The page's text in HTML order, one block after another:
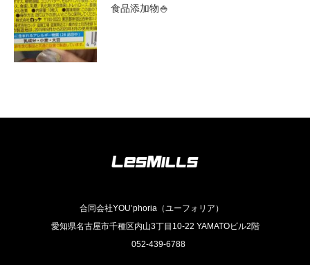
食品添加物🍚
合同会社YOU’phoria（ユーフォリア）
愛知県名古屋市千種区内山3丁目10-22 YAMATOビル2階
052-439-6788